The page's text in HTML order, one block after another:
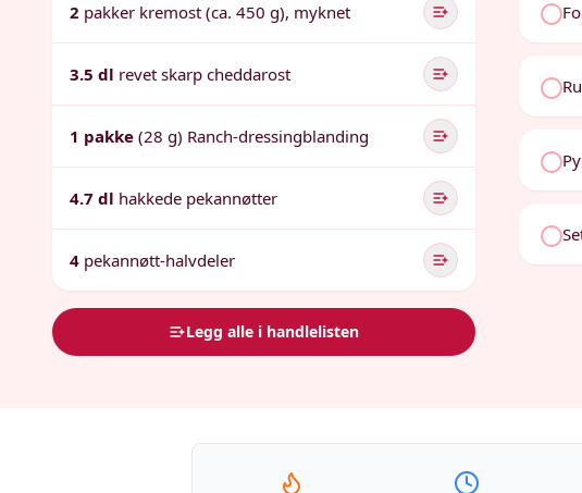
2 pakker kremost (ca. 450 g), myknet
3.5 dl revet skarp cheddarost
1 pakke (28 g) Ranch-dressingblanding
4.7 dl hakkede pekannøtter
4 pekannøtt-halvdeler
Legg alle i handlelisten